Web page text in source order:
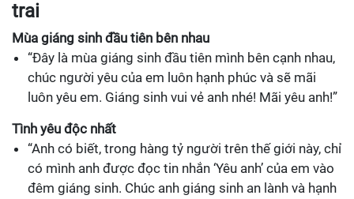
trai
Mùa giáng sinh đầu tiên bên nhau
“Đây là mùa giáng sinh đầu tiên mình bên cạnh nhau,
chúc người yêu của em luôn hạnh phúc và sẽ mãi
luôn yêu em. Giáng sinh vui vẻ anh nhé! Mãi yêu anh!”
Tình yêu độc nhất
“Anh có biết, trong hàng tỷ người trên thế giới này, chỉ
có mình anh được đọc tin nhắn ‘Yêu anh’ của em vào
đêm giáng sinh. Chúc anh giáng sinh an lành và hạnh